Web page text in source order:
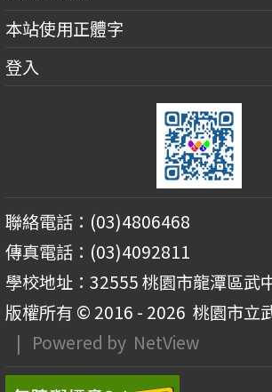
本站使用正體字
登入
聯絡電話：(03)4806468
傳真電話：(03)4092811
學校地址：32555 桃園市龍潭區武
版權所有 © 2016 - 2026 桃園市立
| Powered by NetView